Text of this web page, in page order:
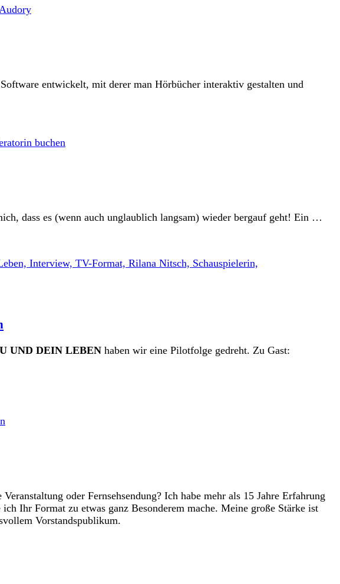
entwickelt, mit derer man Hörbücher interaktiv gestalten und
dass es (wenn auch unglaublich langsam) wieder bergauf geht! Ein …
UND DEIN LEBEN haben wir eine Pilotfolge gedreht. Zu Gast:
oder Fernsehsendung? Ich habe mehr als 15 Jahre Erfahrung
Ihr Format zu etwas ganz Besonderem mache. Meine große Stärke ist
Vorstandspublikum.